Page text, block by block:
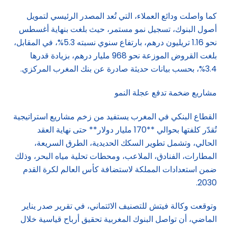
كما واصلت ودائع العملاء، التي تُعد المصدر الرئيسي لتمويل
أصول البنوك، تسجيل نمو مستمر، حيث بلغت بنهاية أغسطس
نحو 1.16 تريليون درهم، بارتفاع سنوي نسبته 5.3%، في المقابل،
بلغت القروض الموزعة نحو 968 مليار درهم، بزيادة قدرها
3.4%، بحسب بيانات حديثة صادرة عن بنك المغرب المركزي.
مشاريع ضخمة تدفع عجلة النمو
القطاع البنكي في المغرب يستفيد من زخم مشاريع استراتيجية
تُقدّر كلفتها بحوالي **170 مليار دولار** حتى نهاية العقد
الحالي، وتشمل تطوير السكك الحديدية، الطرق السريعة،
المطارات، الفنادق، الملاعب، ومحطات تحلية مياه البحر، وذلك
ضمن استعدادات المملكة لاستضافة كأس العالم لكرة القدم
2030.
وتوقعت وكالة فيتش للتصنيف الائتماني، في تقرير صدر يناير
الماضي، أن تواصل البنوك المغربية تحقيق أرباح قياسية خلال